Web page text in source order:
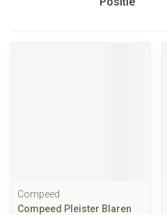
Sorteer op:
Compeed
Compeed Pleister Blaren